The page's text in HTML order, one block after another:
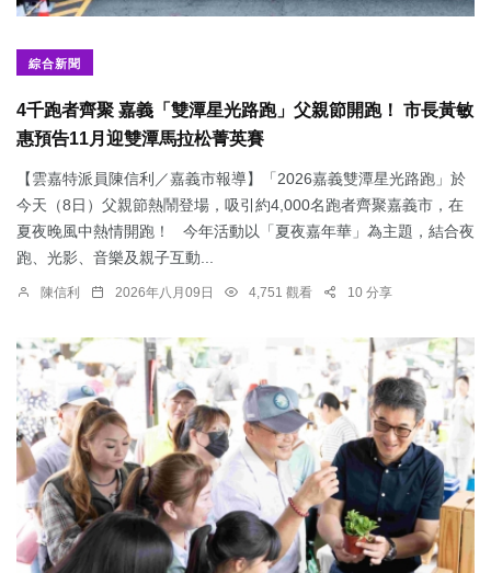
綜合新聞
4千跑者齊聚 嘉義「雙潭星光路跑」父親節開跑！ 市長黃敏
惠預告11月迎雙潭馬拉松菁英賽
【雲嘉特派員陳信利／嘉義市報導】「2026嘉義雙潭星光路跑」於
今天（8日）父親節熱鬧登場，吸引約4,000名跑者齊聚嘉義市，在
夏夜晚風中熱情開跑！ 今年活動以「夏夜嘉年華」為主題，結合夜
跑、光影、音樂及親子互動...
陳信利 2026年八月09日 4,751 觀看 10 分享